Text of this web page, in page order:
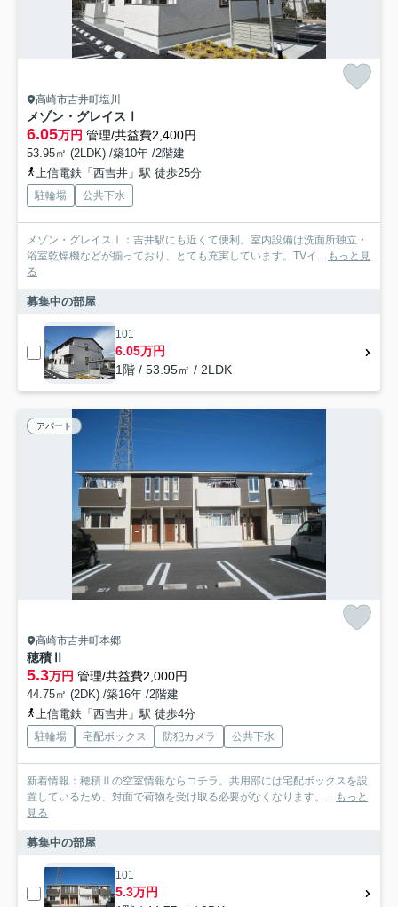
高崎市吉井町塩川
メゾン・グレイスⅠ
6.05万円 管理/共益費2,400円
53.95㎡ (2LDK) /築10年 /2階建
上信電鉄「西吉井」駅 徒歩25分
駐輪場 公共下水
メゾン・グレイスⅠ：吉井駅にも近くて便利。室内設備は洗面所独立・
浴室乾燥機などが揃っており、とても充実しています。TVイ... もっと見
る
募集中の部屋
101
6.05万円
1階 / 53.95㎡ / 2LDK
アパート
高崎市吉井町本郷
穂積Ⅱ
5.3万円 管理/共益費2,000円
44.75㎡ (2DK) /築16年 /2階建
上信電鉄「西吉井」駅 徒歩4分
駐輪場 宅配ボックス 防犯カメラ 公共下水
新着情報：穂積Ⅱの空室情報ならコチラ。共用部には宅配ボックスを設
置しているため、対面で荷物を受け取る必要がなくなります。... もっと
見る
募集中の部屋
101
5.3万円